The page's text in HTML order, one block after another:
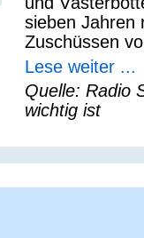
sieben Jahren
Zuschüssen
Lese weiter ...
Quelle: Radio
wichtig ist